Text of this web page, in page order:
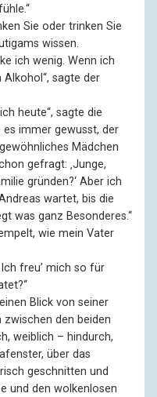
Sie oder trinken Sie
wissen.
ich wenig. Wenn ich
sagte der
heute“, sagte die
es immer gewusst, der
Mädchen
gefragt: ‚Junge,
gründen?‘ Aber ich
wartet, bis die
was ganz Besonderes.“
wie mein Vater
freu’ mich so für
Blick von seiner
zwischen den beiden
weiblich – hindurch,
über das
geschnitten und
und den wolkenlosen